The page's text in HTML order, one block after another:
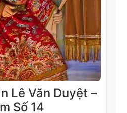
Lê Văn Duyệt –
Số 14